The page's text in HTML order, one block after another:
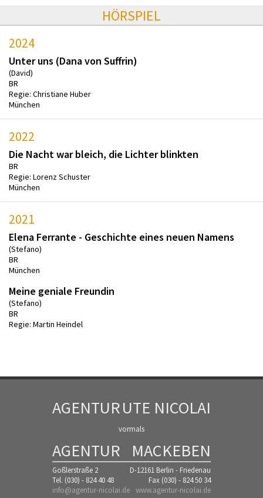
HÖRSPIEL
2024
Unter uns (Dana von Suffrin)
(David)
BR
Regie: Christiane Huber
München
2022
Die Nacht war bleich, die Lichter blinkten
BR
Regie: Lorenz Schuster
München
2021
Elena Ferrante - Geschichte eines neuen Namens
(Stefano)
BR
München
Meine geniale Freundin
(Stefano)
BR
Regie: Martin Heindel
AGENTURUTE NICOLAI
vormals
AGENTUR MACKEBEN
Goßlerstraße 2
D-12161 Berlin - Friedenau
Tel. (030) - 824 40 48
Fax (030) - 824 50 34
info@agentur-nicolai.de www.agentur-nicolai.de